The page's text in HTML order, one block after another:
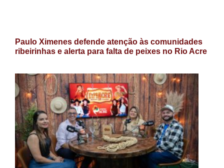
Paulo Ximenes defende atenção às comunidades
ribeirinhas e alerta para falta de peixes no Rio Acre